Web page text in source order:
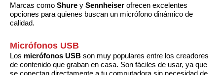
Marcas como Shure y Sennheiser ofrecen excelentes
opciones para quienes buscan un micrófono dinámico de
calidad.
Micrófonos USB
Los micrófonos USB son muy populares entre los creadores
de contenido que graban en casa. Son fáciles de usar, ya que
se conectan directamente a tu computadora sin necesidad de